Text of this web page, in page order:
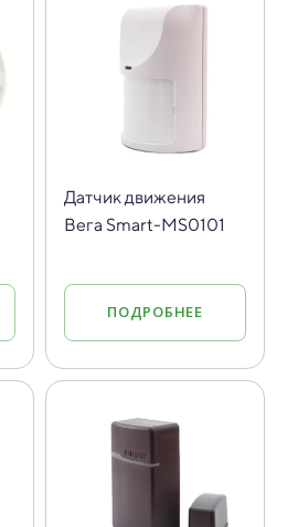
Датчик движения
Вега Smart-MS0101
ПОДРОБНЕЕ